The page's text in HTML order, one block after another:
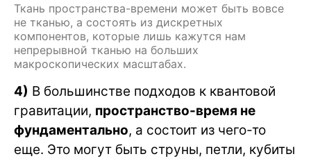
Ткань пространства-времени может быть вовсе
не тканью, а состоять из дискретных
компонентов, которые лишь кажутся нам
непрерывной тканью на больших
макроскопических масштабах.
4) В большинстве подходов к квантовой
гравитации, пространство-время не
фундаментально, а состоит из чего-то
еще. Это могут быть струны, петли, кубиты